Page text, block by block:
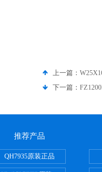
上一篇：
下一篇：
推荐产品
QH7935原装正品